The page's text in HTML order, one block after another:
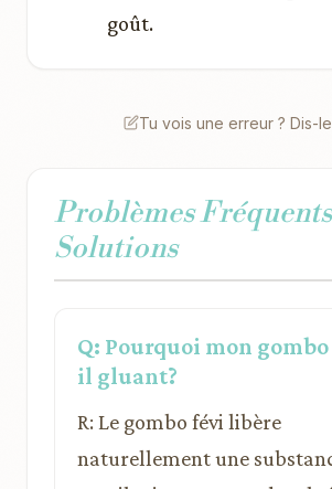
goût.
Tu vois une erreur ? Dis-
Problèmes
Solutions
Q: Pourquoi mon
il gluant?
R: Le gombo févi libère
naturellement une